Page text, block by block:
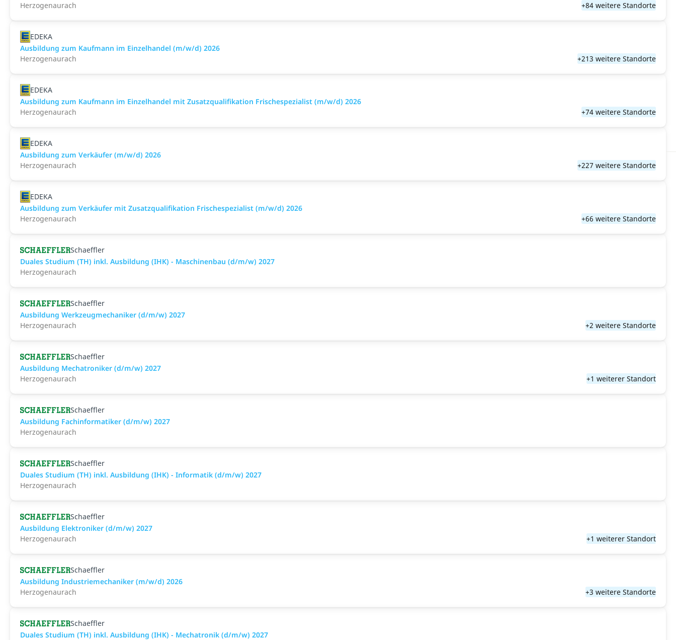
Herzogenaurach
+84 weitere Standorte
EDEKA
Ausbildung zum Kaufmann im Einzelhandel (m/w/d) 2026
Herzogenaurach
+213 weitere Standorte
EDEKA
Ausbildung zum Kaufmann im Einzelhandel mit Zusatzqualifikation Frischespezialist (m/w/d) 2026
Herzogenaurach
+74 weitere Standorte
EDEKA
Ausbildung zum Verkäufer (m/w/d) 2026
Herzogenaurach
+227 weitere Standorte
EDEKA
Ausbildung zum Verkäufer mit Zusatzqualifikation Frischespezialist (m/w/d) 2026
Herzogenaurach
+66 weitere Standorte
Schaeffler
Duales Studium (TH) inkl. Ausbildung (IHK) - Maschinenbau (d/m/w) 2027
Herzogenaurach
Schaeffler
Ausbildung Werkzeugmechaniker (d/m/w) 2027
Herzogenaurach
+2 weitere Standorte
Schaeffler
Ausbildung Mechatroniker (d/m/w) 2027
Herzogenaurach
+1 weiterer Standort
Schaeffler
Ausbildung Fachinformatiker (d/m/w) 2027
Herzogenaurach
Schaeffler
Duales Studium (TH) inkl. Ausbildung (IHK) - Informatik (d/m/w) 2027
Herzogenaurach
Schaeffler
Ausbildung Elektroniker (d/m/w) 2027
Herzogenaurach
+1 weiterer Standort
Schaeffler
Ausbildung Industriemechaniker (m/w/d) 2026
Herzogenaurach
+3 weitere Standorte
Schaeffler
Duales Studium (TH) inkl. Ausbildung (IHK) - Mechatronik (d/m/w) 2027